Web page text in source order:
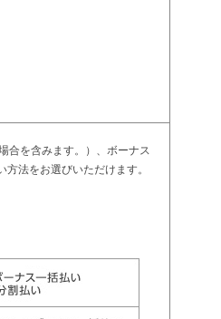
合を含みます。）、ボーナス
法をお選びいただけます。